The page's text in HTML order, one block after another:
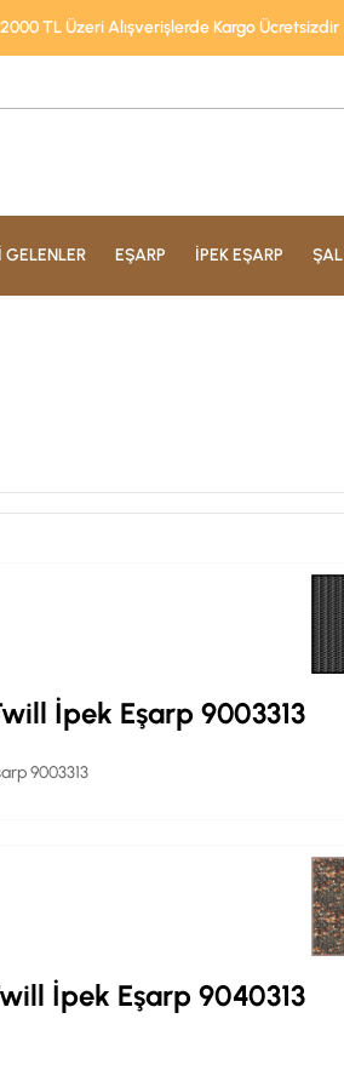
2000 TL Üzeri Alışverişlerde Kargo Ücretsizdir
GELENLER EŞARP İPEK EŞARP ŞAL
İpek Eşarp 9003313
9003313
İpek Eşarp 9040313